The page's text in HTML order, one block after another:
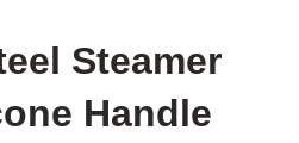
Steamer
Handle